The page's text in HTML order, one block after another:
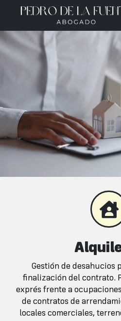
Gestión de desahucios
finalización del contrato.
exprés frente a
de contratos de
locales comerciales,